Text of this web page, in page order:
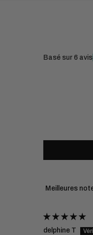
Basé sur 6 avis
Sort by
delphine T